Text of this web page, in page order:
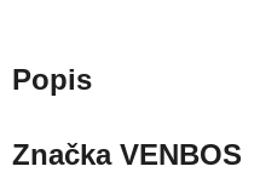
Popis
ZnačkaVENBOS